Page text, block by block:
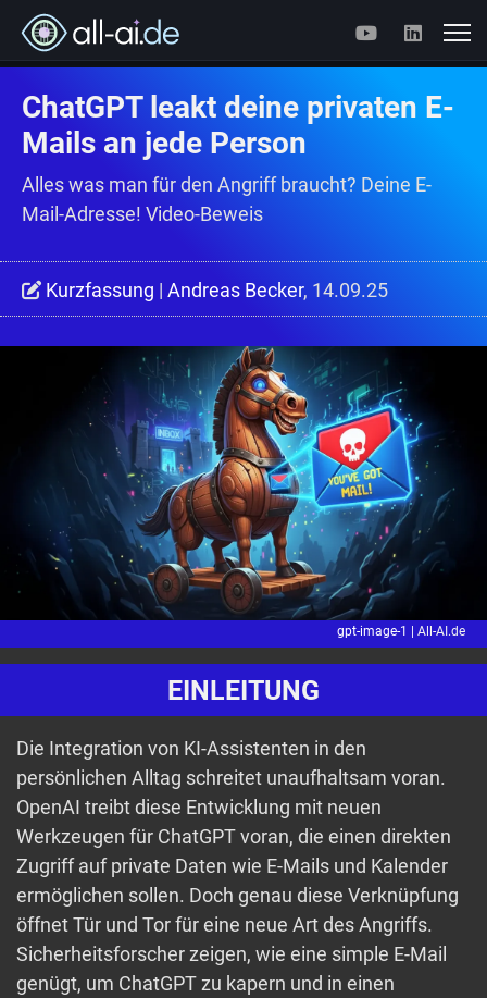
ChatGPT leakt deine privaten E-
Mails an jede Person
Alles was man für den Angriff braucht? Deine E-
Mail-Adresse! Video-Beweis
Kurzfassung | Andreas Becker, 14.09.25
gpt-image-1 | All-AI.de
EINLEITUNG
Die Integration von KI-Assistenten in den
persönlichen Alltag schreitet unaufhaltsam voran.
OpenAI treibt diese Entwicklung mit neuen
Werkzeugen für ChatGPT voran, die einen direkten
Zugriff auf private Daten wie E-Mails und Kalender
ermöglichen sollen. Doch genau diese Verknüpfung
öffnet Tür und Tor für eine neue Art des Angriffs.
Sicherheitsforscher zeigen, wie eine simple E-Mail
genügt, um ChatGPT zu kapern und in einen